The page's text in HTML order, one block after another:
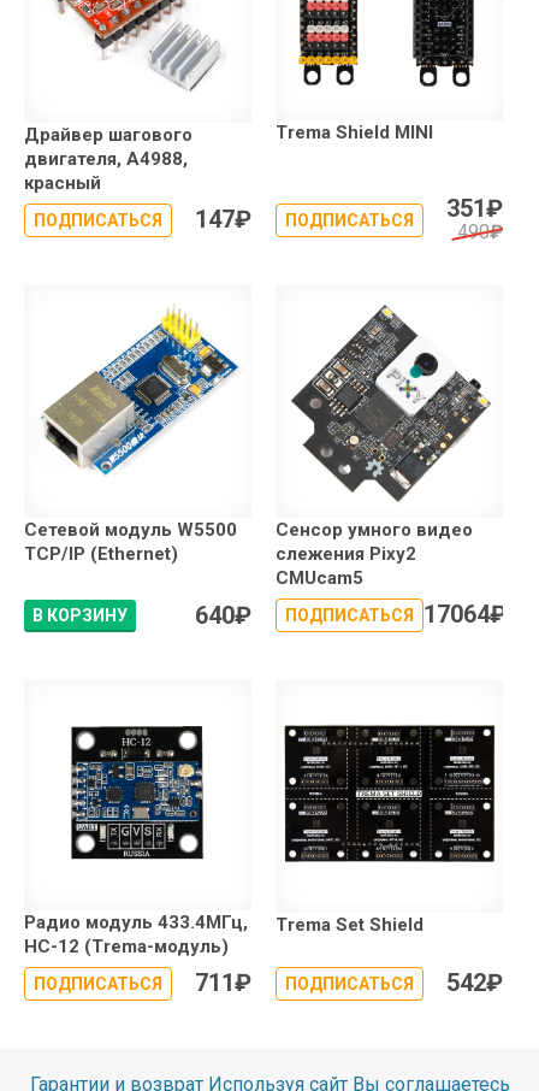
Драйвер шагового
двигателя, A4988,
красный
ПОДПИСАТЬСЯ 147₽
Trema Shield MINI
ПОДПИСАТЬСЯ 351₽
490₽
Сетевой модуль W5500
ТСР/IP (Ethernet)
В КОРЗИНУ 640₽
Сенсор умного видео
слежения Pixy2
CMUcam5
ПОДПИСАТЬСЯ 17064₽
Радио модуль 433.4МГц,
HC-12 (Trema-модуль)
ПОДПИСАТЬСЯ 711₽
Trema Set Shield
ПОДПИСАТЬСЯ 542₽
Гарантии и возврат Используя сайт Вы соглашаетесь